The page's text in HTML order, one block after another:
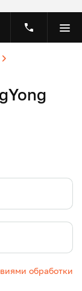
обработки